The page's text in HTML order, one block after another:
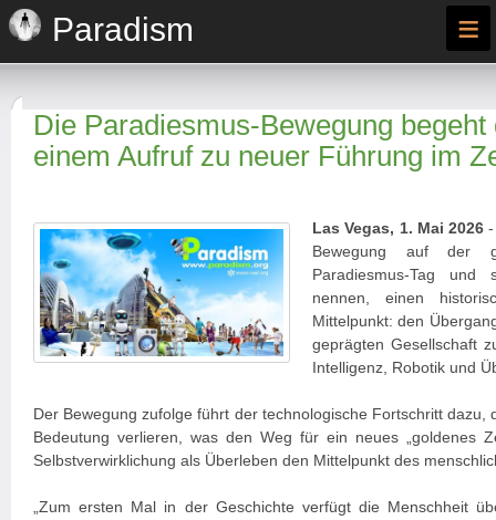
Paradism ≡
Die Paradiesmus-Bewegung
einem Aufruf zu neuer Führung im
Las Vegas, 1. Mai 2026
Bewegung auf der
Paradiesmus-Tag
nennen, einen
Mittelpunkt: den
geprägten Gesellschaft
Intelligenz, Robotik und
Der Bewegung zufolge führt der technologische Fortschritt dazu,
Bedeutung verlieren, was den Weg für ein neues „goldenes
Selbstverwirklichung als Überleben den Mittelpunkt des
„Zum ersten Mal in der Geschichte verfügt die Menschheit